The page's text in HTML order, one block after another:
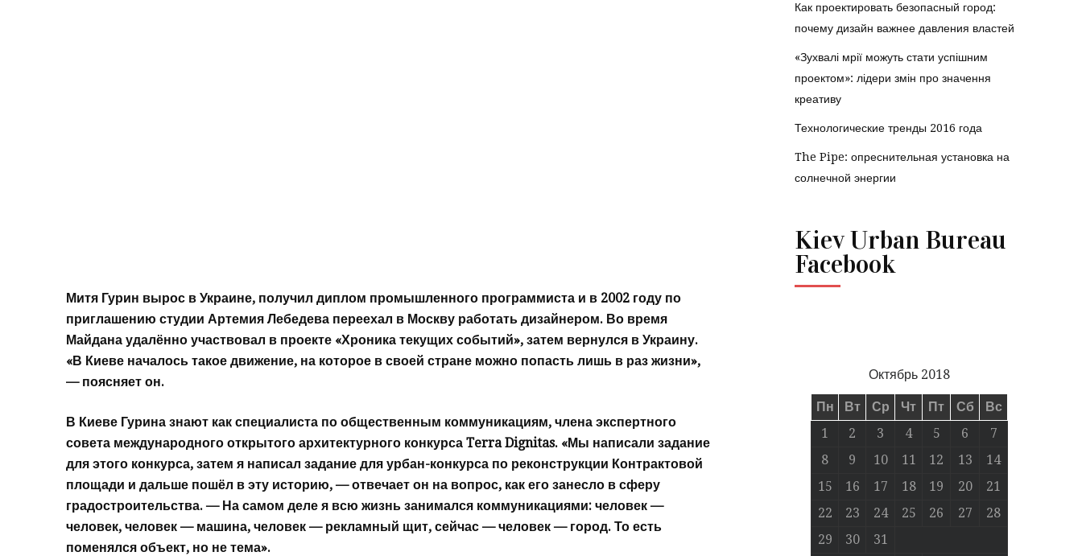
Митя Гурин вырос в Украине, получил диплом промышленного программиста и в 2002 году по
приглашению студии Артемия Лебедева переехал в Москву работать дизайнером. Во время
Майдана удалённо участвовал в проекте «Хроника текущих событий», затем вернулся в Украину.
«В Киеве началось такое движение, на которое в своей стране можно попасть лишь в раз жизни»,
— поясняет он.
В Киеве Гурина знают как специалиста по общественным коммуникациям, члена экспертного
совета международного открытого архитектурного конкурса Terra Dignitas. «Мы написали задание
для этого конкурса, затем я написал задание для урбан-конкурса по реконструкции Контрактовой
площади и дальше пошёл в эту историю, — отвечает он на вопрос, как его занесло в сферу
градостроительства. — На самом деле я всю жизнь занимался коммуникациями: человек —
человек, человек — машина, человек — рекламный щит, сейчас — человек — город. То есть
поменялся объект, но не тема».
Как проектировать безопасный город:
почему дизайн важнее давления властей
«Зухвалі мрії можуть стати успішним
проектом»: лідери змін про значення
креативу
Технологические тренды 2016 года
The Pipe: опреснительная установка на
солнечной энергии
Kiev Urban Bureau
Facebook
Октябрь 2018
Пн Вт Ср Чт Пт Сб Вс
1 2 3 4 5 6
7
8
9 10 11 12 13
14
15
16 17 18 19 20
21
22
23 24 25 26 27
28
29
30 31